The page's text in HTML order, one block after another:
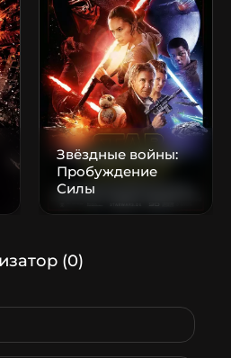
Звёздные войны:
Пробуждение
Силы
(0)